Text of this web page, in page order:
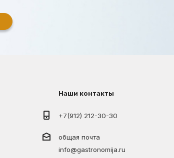
Наши контакты
+7(912) 212-30-30
общая почта
info@gastronomija.ru